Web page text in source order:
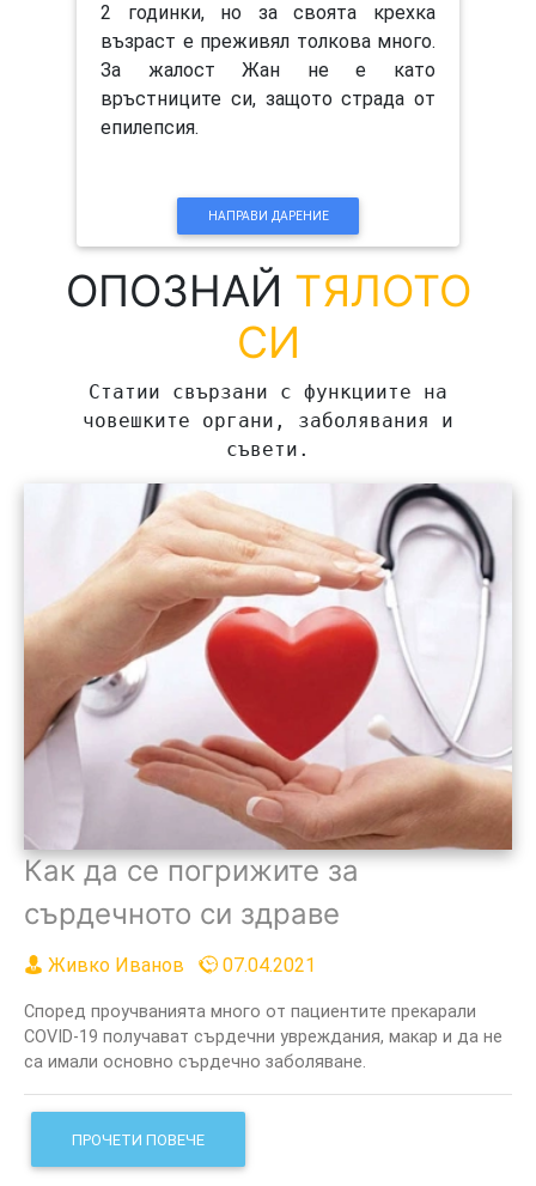
2 годинки, но за своята крехка
възраст е преживял толкова много.
За жалост Жан не е като
връстниците си, защото страда от
епилепсия.
НАПРАВИ ДАРЕНИЕ
ОПОЗНАЙ ТЯЛОТО
СИ
Статии свързани с функциите на
човешките органи, заболявания и
съвети.
Как да се погрижите за
сърдечното си здраве
Живко Иванов 07.04.2021
Според проучванията много от пациентите прекарали
COVID-19 получават сърдечни увреждания, макар и да не
са имали основно сърдечно заболяване.
ПРОЧЕТИ ПОВЕЧЕ